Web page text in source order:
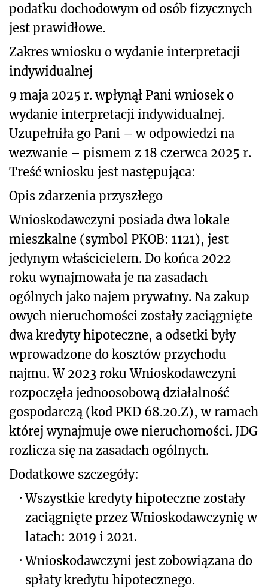
podatku dochodowym od osób fizycznych
jest prawidłowe.
Zakres wniosku o wydanie interpretacji
indywidualnej
9 maja 2025 r. wpłynął Pani wniosek o
wydanie interpretacji indywidualnej.
Uzupełniła go Pani – w odpowiedzi na
wezwanie – pismem z 18 czerwca 2025 r.
Treść wniosku jest następująca:
Opis zdarzenia przyszłego
Wnioskodawczyni posiada dwa lokale
mieszkalne (symbol PKOB: 1121), jest
jedynym właścicielem. Do końca 2022
roku wynajmowała je na zasadach
ogólnych jako najem prywatny. Na zakup
owych nieruchomości zostały zaciągnięte
dwa kredyty hipoteczne, a odsetki były
wprowadzone do kosztów przychodu
najmu. W 2023 roku Wnioskodawczyni
rozpoczęła jednoosobową działalność
gospodarczą (kod PKD 68.20.Z), w ramach
której wynajmuje owe nieruchomości. JDG
rozlicza się na zasadach ogólnych.
Dodatkowe szczegóły:
· Wszystkie kredyty hipoteczne zostały
zaciągnięte przez Wnioskodawczynię w
latach: 2019 i 2021.
· Wnioskodawczyni jest zobowiązana do
spłaty kredytu hipotecznego.